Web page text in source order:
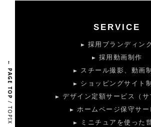
← PAGE TOP
/ TOPIX
SERVICE
採用ブランディン
採用動画制作
スチール撮影、動画
ショッピングサイト
デザイン定額サービス（サ
ホームページ保守サー
ミニチュアを使った